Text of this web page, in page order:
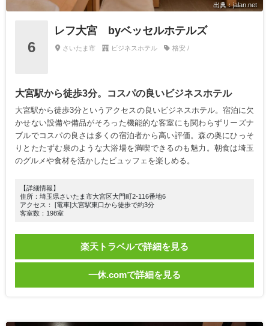
出典：jalan.net
6
レフ大宮 byベッセルホテルズ
さいたま市 ビジネスホテル 格安 /
大宮駅から徒歩3分。コスパの良いビジネスホテル
大宮駅から徒歩3分というアクセスの良いビジネスホテル。宿泊に欠
かせない設備や備品がそろった機能的な客室にも関わらずリーズナ
ブルでコスパの良さは多くの宿泊者から高い評価。森の奥にひっそ
りとたたずむ泉のような大浴場を満喫できるのも魅力。朝食は埼玉
のグルメや食材を活かしたビュッフェを楽しめる。
【詳細情報】
住所：埼玉県さいたま市大宮区大門町2-116番地6
アクセス： [電車]大宮駅東口から徒歩で約3分
客室数：198室
楽天トラベルで詳細を見る
一休.comで詳細を見る